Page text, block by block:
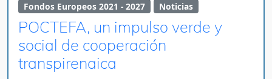
Fondos Europeos 2021 - 2027 Noticias
POCTEFA, un impulso verde y
social de cooperación
transpirenaica